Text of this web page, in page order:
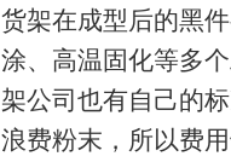
货架在成型后的黑
涂、高温固化等多
架公司也有自己的
浪费粉末，所以费